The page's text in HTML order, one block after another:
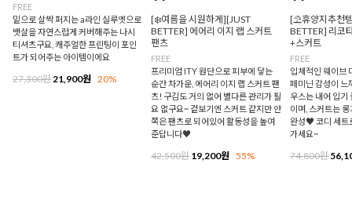
FREE
밑으로 살짝 퍼지는 a라인 실루엣으로
뱃살을 자연스럽게 커버해주는 나시
티셔츠구요, 캐주얼한 프린팅이 포인
트가 되어주는 아이템이에요
27,300원 21,900원 20%
[❄️여름을 시원하게][JUST
BETTER] 에어리 이지 랩 스커트
팬츠
FREE
프리미엄 ITY 원단으로 피부에 닿는
순간 차가운, 에어리 이지 랩 스커트 팬
츠! 구김도 거의 없어 별다른 관리가 필
요 없구요~ 겉보기엔 스커트 같지만 안
쪽은 팬츠로 되어있어 활동성을 높여
준답니다♥
42,500원19,200원 55%
[⛱️휴양지추천
BETTER] 리코
+스커트
FREE
입체적인 웨이브
페미닌 감성이 느
우스는 내어 입기
이며, 스커트는
완성♥ 코디 세트
가세요~
74,800원